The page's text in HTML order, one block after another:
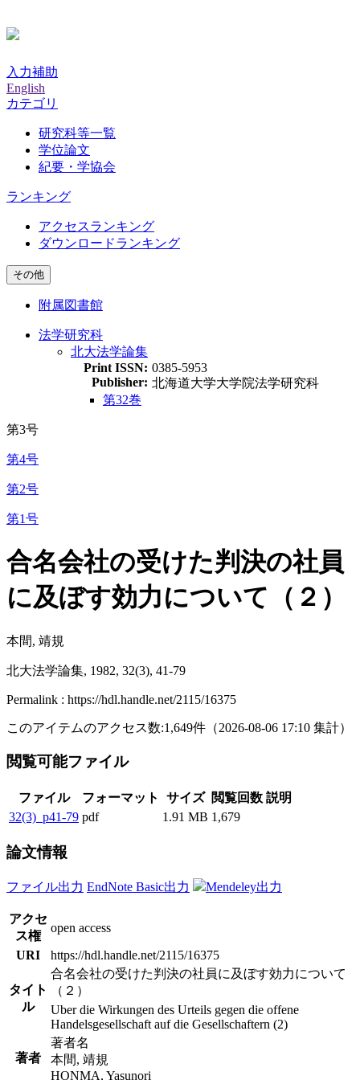
入力補助
English
カテゴリ
研究科等一覧
学位論文
紀要・学協会
ランキング
アクセスランキング
ダウンロードランキング
その他
附属図書館
法学研究科
北大法学論集
Print ISSN: 0385-5953
Publisher: 北海道大学大学院法学研究科
第32巻
第3号
第4号
第2号
第1号
合名会社の受けた判決の社員
に及ぼす効力について（２）
本間, 靖規
北大法学論集, 1982, 32(3), 41-79
Permalink : https://hdl.handle.net/2115/16375
このアイテムのアクセス数:1,649件 （2026-08-06 17:10 集計）
閲覧可能ファイル
ファイル フォーマット サイズ 閲覧回数 説明
32(3)_p41-79 pdf 1.91 MB 1,679
論文情報
ファイル出力 EndNote Basic出力 Mendeley出力
アクセ
ス権
open access
URI
https://hdl.handle.net/2115/16375
タイト
ル
合名会社の受けた判決の社員に及ぼす効力について
（２）
Uber die Wirkungen des Urteils gegen die offene
Handelsgesellschaft auf die Gesellschaftern (2)
著者
著者名
本間, 靖規
HONMA, Yasunori